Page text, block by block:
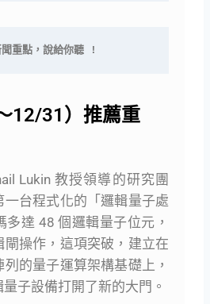
重點，說給你聽 !
12/31）推薦重
Lukin 教授領導的研究團
一台程式化的「邏輯量子處
達 48 個邏輯量子位元，
閘操作，這項突破，建立在
的量子運算架構基礎上，
子設備打開了新的大門。